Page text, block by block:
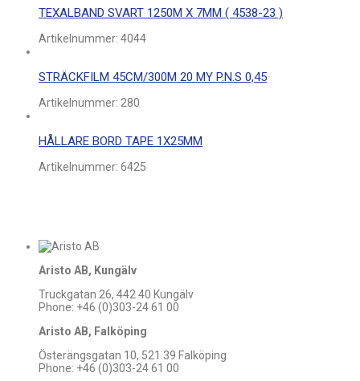
TEXALBAND SVART 1250M X 7MM ( 4538-23 )
Artikelnummer: 4044
STRÄCKFILM 45CM/300M 20 MY P.N.S 0,45
Artikelnummer: 280
HÅLLARE BORD TAPE 1X25MM
Artikelnummer: 6425
Aristo AB, Kungälv
Truckgatan 26, 442 40 Kungälv
Phone: +46 (0)303-24 61 00
Aristo AB, Falköping
Österängsgatan 10, 521 39 Falköping
Phone: +46 (0)303-24 61 00